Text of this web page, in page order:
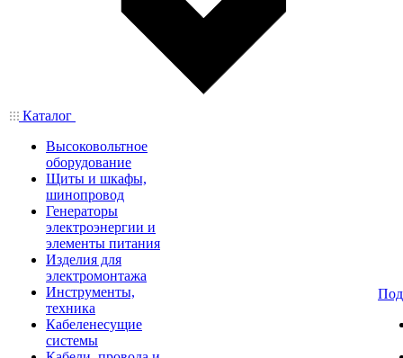
Каталог
Высоковольтное
оборудование
Щиты и шкафы,
шинопровод
Генераторы
электроэнергии и
элементы питания
Изделия для
электромонтажа
Инструменты,
техника
Кабеленесущие
системы